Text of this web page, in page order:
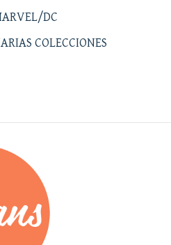
DC
COLECCIONES